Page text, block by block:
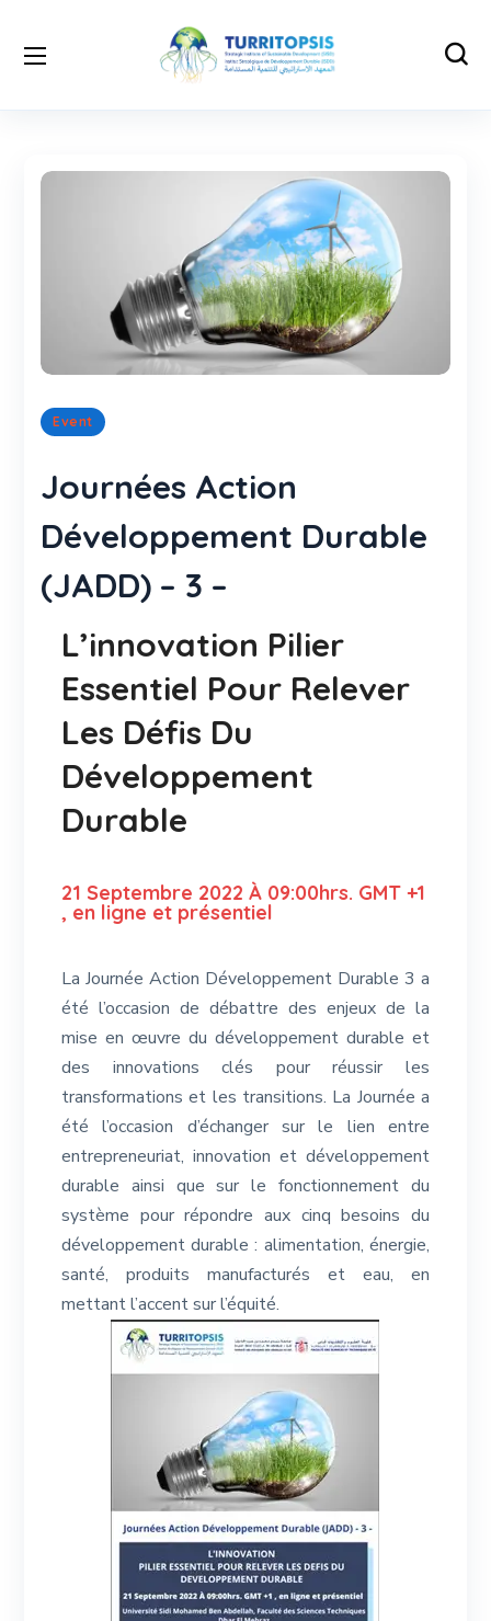
Event
Journées Action
Développement Durable
(JADD) – 3 –
L’innovation Pilier
Essentiel Pour Relever
Les Défis Du
Développement
Durable
21 Septembre 2022 À 09:00hrs. GMT +1
, en ligne et présentiel
La Journée Action Développement Durable 3 a
été l’occasion de débattre des enjeux de la
mise en œuvre du développement durable et
des innovations clés pour réussir les
transformations et les transitions. La Journée a
été l’occasion d’échanger sur le lien entre
entrepreneuriat, innovation et développement
durable ainsi que sur le fonctionnement du
système pour répondre aux cinq besoins du
développement durable : alimentation, énergie,
santé, produits manufacturés et eau, en
mettant l’accent sur l’équité.